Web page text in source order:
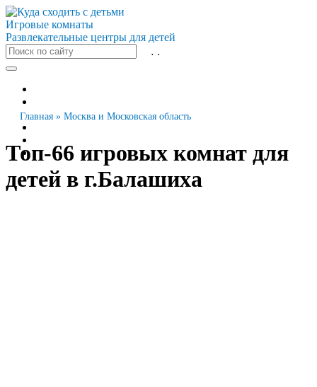
Игровые комнаты
Развлекательные центры для детей
Санкт-Петербург
Казань
Главная » Москва и Московская область
Топ-66 игровых комнат для
детей в г.Балашиха